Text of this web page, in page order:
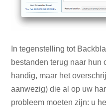
In tegenstelling tot
bestanden terug naar hun
handig, maar het
aanwezig) die al op uw
probleem moeten zijn: u